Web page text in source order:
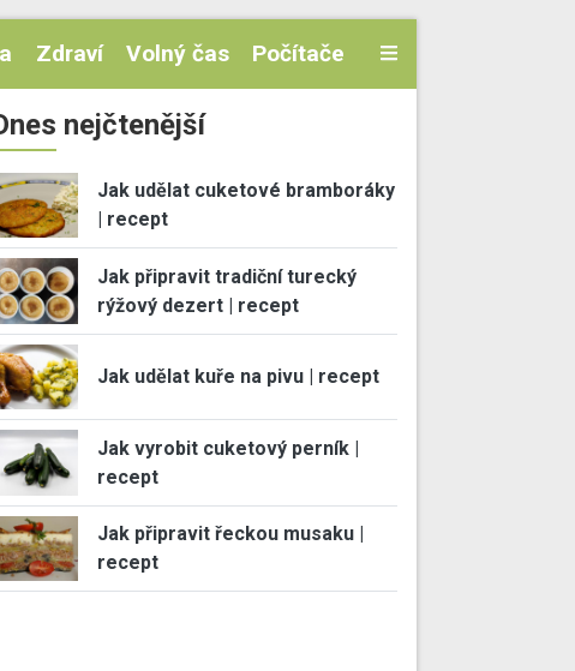
Zdraví Volný čas Počítače
nejčtenější
Jak udělat cuketové bramboráky
| recept
Jak připravit tradiční turecký
rýžový dezert | recept
Jak udělat kuře na pivu | recept
Jak vyrobit cuketový perník |
recept
Jak připravit řeckou musaku |
recept